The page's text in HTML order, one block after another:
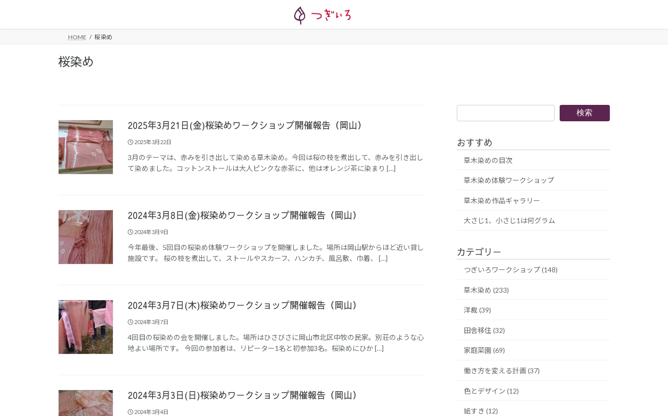
テ
ゲ
HOME 桜染め
桜染め
2025年3月21日(金)桜染めワークショップ開催報告（岡山）
2025年3月22日
3月のテーマは、赤みを引き出して染める草木染め。今回は桜の枝を煮出して、赤みを引き出し
て染めました。コットンストールは大人ピンクな赤茶に、他はオレンジ茶に染まり […]
2024年3月8日(金)桜染めワークショップ開催報告（岡山）
2024年3月9日
今年最後、5回目の桜染め体験ワークショップを開催しました。場所は岡山駅からほど近い貸し
施設です。 桜の枝を煮出して、ストールやスカーフ、ハンカチ、風呂敷、巾着、 […]
2024年3月7日(木)桜染めワークショップ開催報告（岡山）
2024年3月7日
4回目の桜染めの会を開催しました。場所はひさびさに岡山市北区中牧の民家。別荘のような心
地よい場所です。 今回の参加者は、リピーター1名と初参加3名。桜染めにひか […]
2024年3月3日(日)桜染めワークショップ開催報告（岡山）
2024年3月4日
索
検索
おすすめ
草木染めの目次
草木染め体験ワークショップ
草木染め作品ギャラリー
大さじ1、小さじ1は何グラム
カテゴリー
つぎいろワークショップ (148)
草木染め (233)
洋裁 (39)
田舎移住 (32)
家庭菜園 (69)
働き方を変える計画 (37)
色とデザイン (12)
紙すき (12)